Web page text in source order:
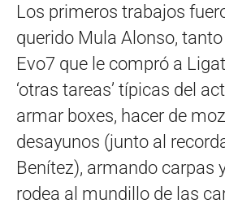
Los primeros trabajos
querido Mula Alonso,
Evo7 que le compró a
‘otras tareas’ típicas del
armar boxes, hacer de
desayunos (junto al
Benítez), armando carpas
rodea al mundillo de las